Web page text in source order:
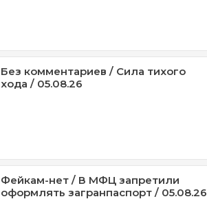
Без комментариев / Сила тихого
хода / 05.08.26
Фейкам-нет / В МФЦ запретили
оформлять загранпаспорт / 05.08.26